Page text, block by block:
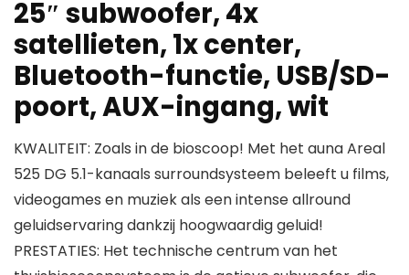
25″ subwoofer, 4x
satellieten, 1x center,
Bluetooth-functie, USB/SD-
poort, AUX-ingang, wit
KWALITEIT: Zoals in de bioscoop! Met het auna Areal
525 DG 5.1-kanaals surroundsysteem beleeft u films,
videogames en muziek als een intense allround
geluidservaring dankzij hoogwaardig geluid!
PRESTATIES: Het technische centrum van het